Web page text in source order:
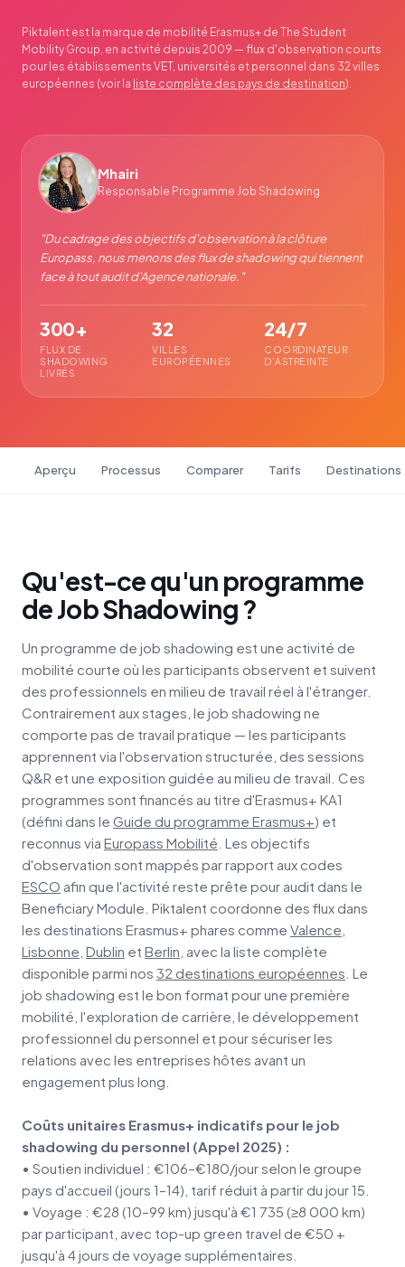
Piktalent est la marque de mobilité Erasmus+ de The Student
Mobility Group, en activité depuis 2009 — flux d'observation courts
pour les établissements VET, universités et personnel dans 32 villes
européennes (voir la liste complète des pays de destination).
Mhairi
Responsable Programme Job Shadowing
"Du cadrage des objectifs d'observation à la clôture
Europass, nous menons des flux de shadowing qui tiennent
face à tout audit d'Agence nationale. "
300+
FLUX DE
SHADOWING
LIVRÉS
32
VILLES
EUROPÉENNES
24/7
COORDINATEUR
D'ASTREINTE
Aperçu Processus Comparer Tarifs Destinations
Qu'est-ce qu'un programme
de Job Shadowing ?
Un programme de job shadowing est une activité de
mobilité courte où les participants observent et suivent
des professionnels en milieu de travail réel à l'étranger.
Contrairement aux stages, le job shadowing ne
comporte pas de travail pratique — les participants
apprennent via l'observation structurée, des sessions
Q&R et une exposition guidée au milieu de travail. Ces
programmes sont financés au titre d'Erasmus+ KA1
(défini dans le Guide du programme Erasmus+) et
reconnus via Europass Mobilité . Les objectifs
d'observation sont mappés par rapport aux codes
ESCO afin que l'activité reste prête pour audit dans le
Beneficiary Module. Piktalent coordonne des flux dans
les destinations Erasmus+ phares comme Valence
Lisbonne Dublin et Berlin , avec la liste complète
disponible parmi nos 32 destinations européennes . Le
job shadowing est le bon format pour une première
mobilité, l'exploration de carrière, le développement
professionnel du personnel et pour sécuriser les
relations avec les entreprises hôtes avant un
engagement plus long.
Coûts unitaires Erasmus+ indicatifs pour le job
shadowing du personnel (Appel 2025) :
• Soutien individuel : €106–€180/jour selon le groupe
pays d'accueil (jours 1–14), tarif réduit à partir du jour 15.
• Voyage : €28 (10–99 km) jusqu'à €1 735 (≥8 000 km)
par participant, avec top-up green travel de €50 +
jusqu'à 4 jours de voyage supplémentaires.